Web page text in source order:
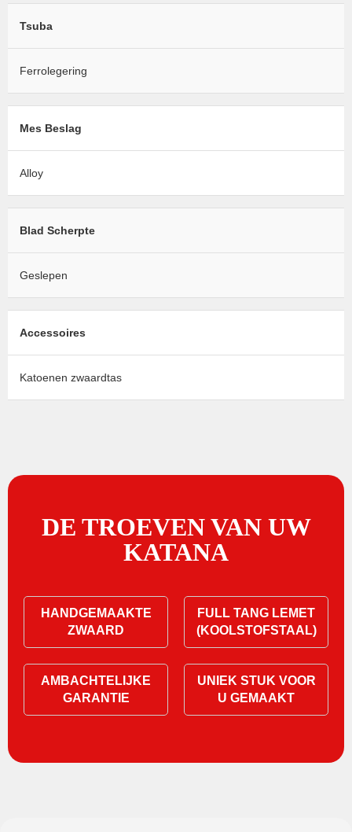
Tsuba
Ferrolegering
Mes Beslag
Alloy
Blad Scherpte
Geslepen
Accessoires
Katoenen zwaardtas
DE TROEVEN VAN UW
KATANA
HANDGEMAAKTE
ZWAARD
FULL TANG LEMET
(KOOLSTOFSTAAL)
AMBACHTELIJKE
GARANTIE
UNIEK STUK VOOR
U GEMAAKT